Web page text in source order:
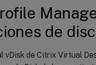
de
vDisk de Citrix Virtual